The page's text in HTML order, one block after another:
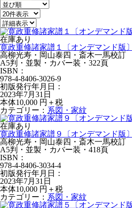
在庫あり
寛政重修諸家譜１〔オンデマンド版〕
高柳光寿・岡山泰四・斎木一馬校訂
A5判・並製・カバー装・322頁
ISBN：
978-4-8406-3026-9
初版発行年月日：
2023年7月31日
本体10,000 円＋税
カテゴリー： 系図・家紋
在庫あり
寛政重修諸家譜９〔オンデマンド版〕
高柳光寿・岡山泰四・斎木一馬校訂
A5判・並製・カバー装・418頁
ISBN：
978-4-8406-3034-4
初版発行年月日：
2023年7月31日
本体10,000 円＋税
カテゴリー： 系図・家紋